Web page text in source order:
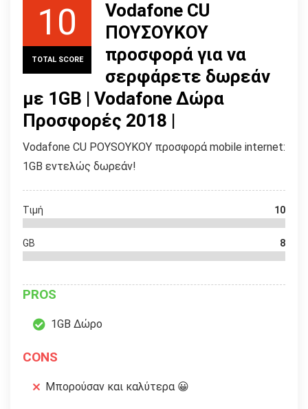
10
TOTAL SCORE
Vodafone CU
ΠΟΥΣΟΥΚΟΥ
προσφορά για να
σερφάρετε δωρεάν
με 1GB | Vodafone Δώρα
Προσφορές 2018 |
Vodafone CU POYSOYKOY προσφορά mobile internet:
1GB εντελώς δωρεάν!
Τιμή 10
GB 8
PROS
1GB Δώρο
CONS
Μπορούσαν και καλύτερα 😀